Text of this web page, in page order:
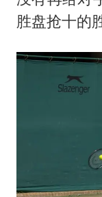
胜盘抢十的